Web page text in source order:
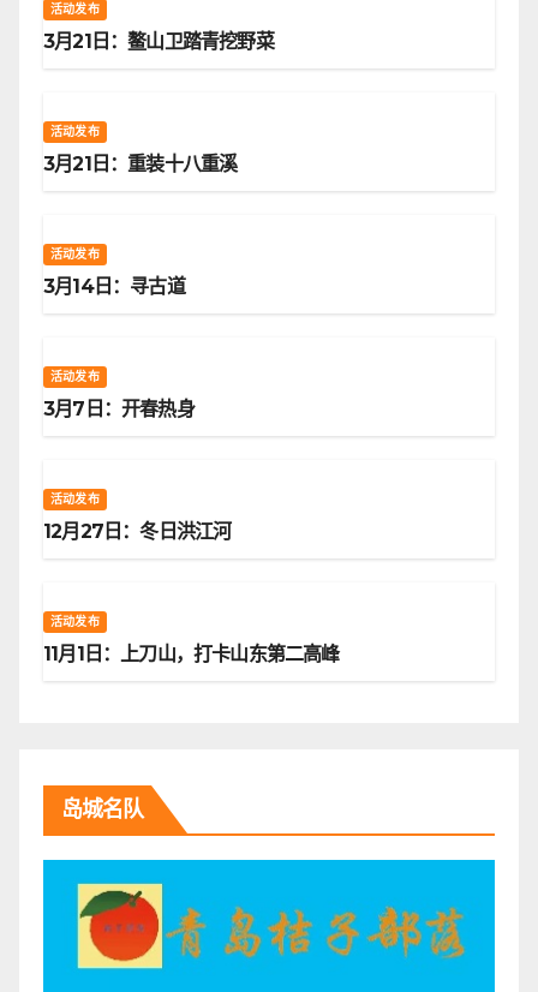
活动发布
3月21日：鳌山卫踏青挖野菜
活动发布
3月21日：重装十八重溪
活动发布
3月14日：寻古道
活动发布
3月7日：开春热身
活动发布
12月27日：冬日洪江河
活动发布
11月1日：上刀山，打卡山东第二高峰
岛城名队